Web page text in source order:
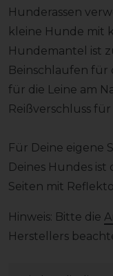
Hunderassen
kleine Hunde mit
Hundemantel ist
Beinschlaufen für
für die Leine am
Reißverschluss
Für Deine eigene
Deines Hundes
Seiten mit
Hinweis: Bitte die
Herstellers